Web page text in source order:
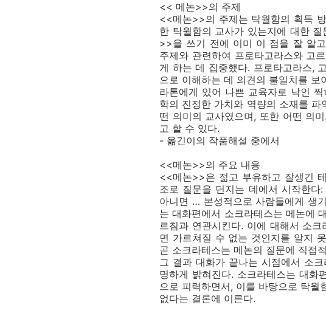
<< 메논>>의 주제
<<메논>>의 주제는 탁월함의 획득
한 탁월함의 교사가 있는지에 대한
>>을 쓰기 전에 이미 이 점을 잘 알
주제와 관련하여 프로타고라스와 고
게 하는 데 집중했다. 프로타고라스,
으로 이해하는 데 의견의 불일치를
라톤에게 있어 나쁜 교육자로 낙인
학의 진정한 가치와 역량의 소재를
떤 의미의 교사였으며, 또한 어떤 의
고 할 수 있다.
- 옮긴이의 작품해설 중에서
<<메논>>의 주요 내용
<<메논>>은 젊고 부유하고 잘생긴
조로 질문을 던지는 데에서 시작한
아니면 … 본성적으로 사람들에게 생
는 대화편에서 소크라테스는 메논에
르침과 연관시킨다. 이에 대해서 소
면 가르쳐질 수 없는 것인지를 알지
곧 소크라테스는 메논의 질문에 직접
그 결과 대화가 끝나는 시점에서 소
명하게 밝혀진다. 소크라테스는 대
으로 피력하면서, 이를 바탕으로 탁
없다는 결론에 이른다.